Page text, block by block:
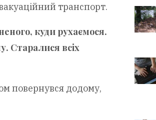
транспорт.
куди рухаємося.
Старалися всіх
повернувся додому,